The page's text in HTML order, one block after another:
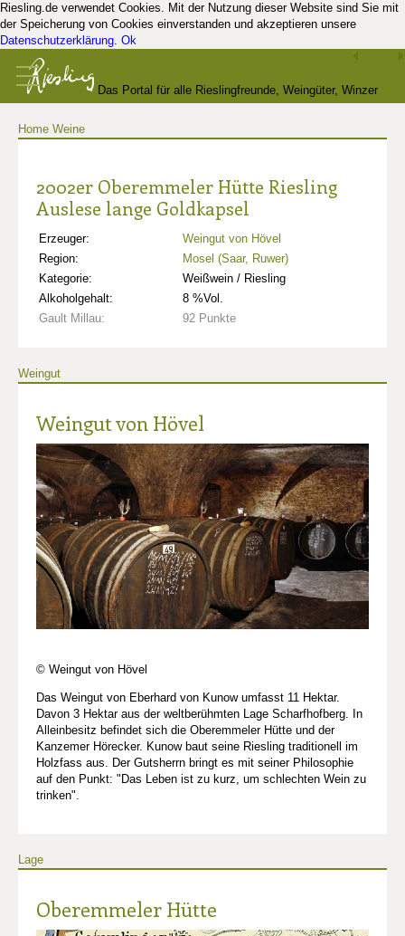
Riesling.de verwendet Cookies. Mit der Nutzung dieser Website sind Sie mit
der Speicherung von Cookies einverstanden und akzeptieren unsere
Datenschutzerklärung. Ok
Das Portal für alle Rieslingfreunde, Weingüter, Winzer
Home Weine
2002er Oberemmeler Hütte Riesling
Auslese lange Goldkapsel
Erzeuger:
Weingut von Hövel
Region:
Mosel (Saar, Ruwer)
Kategorie:
Weißwein / Riesling
Alkoholgehalt:
8 %Vol.
Gault Millau:
92 Punkte
Weingut
Weingut von Hövel
© Weingut von Hövel
Das Weingut von Eberhard von Kunow umfasst 11 Hektar.
Davon 3 Hektar aus der weltberühmten Lage Scharfhofberg. In
Alleinbesitz befindet sich die Oberemmeler Hütte und der
Kanzemer Hörecker. Kunow baut seine Riesling traditionell im
Holzfass aus. Der Gutsherrn bringt es mit seiner Philosophie
auf den Punkt: "Das Leben ist zu kurz, um schlechten Wein zu
trinken".
Lage
Oberemmeler Hütte